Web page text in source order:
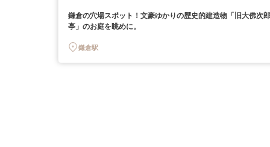
鎌倉の穴場スポット！文豪ゆかりの歴史的建造物「旧大佛次
亭」のお庭を眺めに。
鎌倉駅